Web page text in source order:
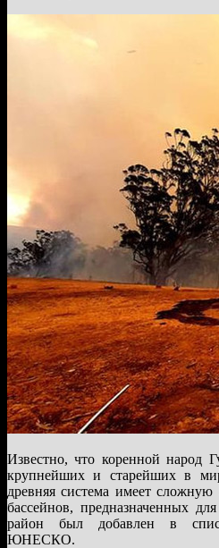
Известно, что коренной народ
крупнейших и старейших в
древняя система имеет
бассейнов, предназначенных
район был добавлен в
ЮНЕСКО.